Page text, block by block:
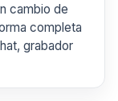
cambio de
completa
grabador